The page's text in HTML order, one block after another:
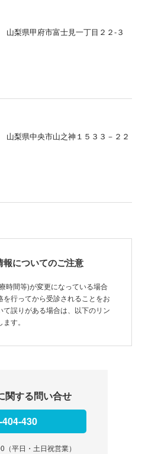
山梨県甲府市富士見一丁目２２‐３
山梨県中央市山之神１５３３－２２
についてのご注意
時間等)が変更になっている場合
行ってから受診されることをお
誤りがある場合は、以下のリン
す。
関する問い合せ
430
平日・土日祝営業）